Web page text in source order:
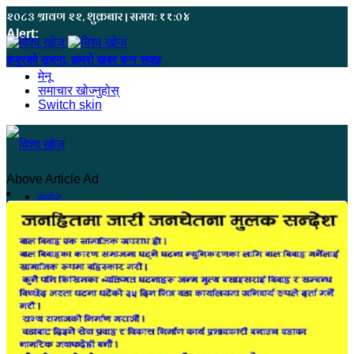
२०८३ श्रावण २२, शुक्रबार | समय: ११:०४
Alert:
यहाँ बिज्ञापन गर्नु परेमा ९८६८५५५७८० मा सम्पर्क गर्नुहोस
मेनू
समाचार खोज्नुहोस्
Switch skin
होमपेज
सुदूरपश्चिम
कंचनपुर
कैलाली
Above Article Ad